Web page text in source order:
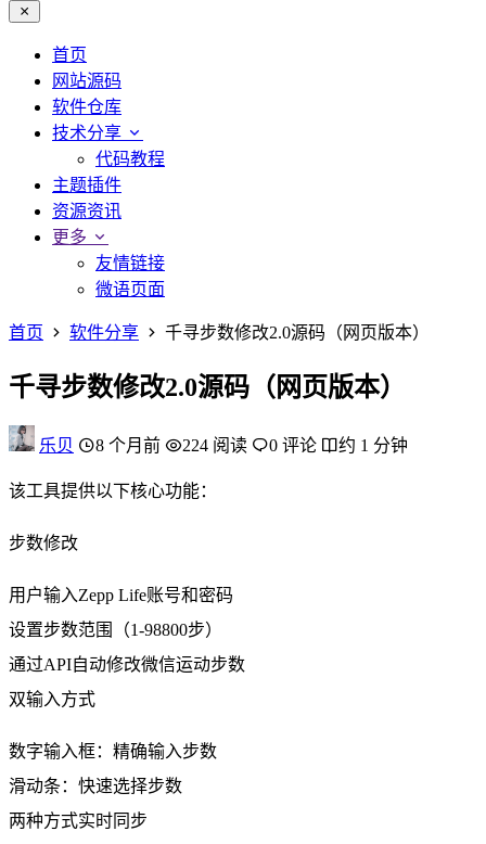
首页
网站源码
软件仓库
技术分享
代码教程
主题插件
资源资讯
更多
友情链接
微语页面
首页 软件分享 千寻步数修改2.0源码（网页版本）
千寻步数修改2.0源码（网页版本）
乐贝 8 个月前 224 阅读 0 评论 约 1 分钟
该工具提供以下核心功能：
步数修改
用户输入Zepp Life账号和密码
设置步数范围（1-98800步）
通过API自动修改微信运动步数
双输入方式
数字输入框：精确输入步数
滑动条：快速选择步数
两种方式实时同步